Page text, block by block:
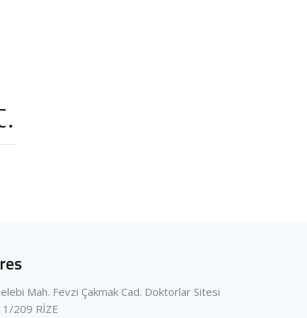
Mah. Fevzi Çakmak Cad. Doktorlar Sitesi
209 RİZE